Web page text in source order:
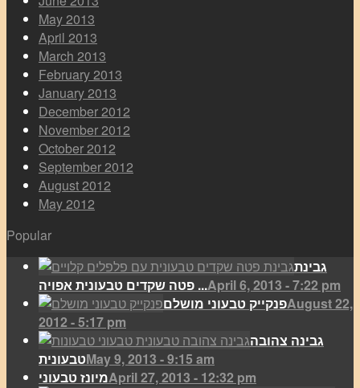
May 2013
April 2013
March 2013
February 2013
January 2013
December 2012
November 2012
October 2012
September 2012
August 2012
May 2012
Popular
גבינת
פטה שקדים טבעונית אפויה ...April 6, 2013 - 7:22 pm
פנקייק טבעוני מושלםAugust 22,
2012 - 5:17 pm
גבינה צהובה
טבעוניתMay 9, 2013 - 9:15 am
מיונז טבעוניApril 27, 2013 - 12:32 pm